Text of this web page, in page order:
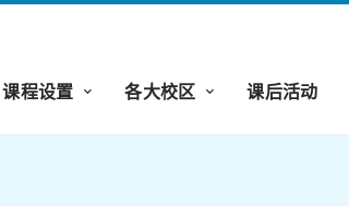
课程设置 各大校区 课后活动